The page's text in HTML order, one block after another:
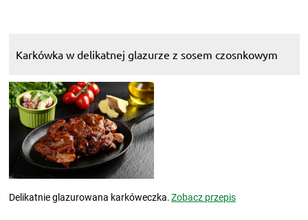
Karkówka w delikatnej glazurze z sosem czosnkowym
Delikatnie glazurowana karkóweczka.Zobacz przepis